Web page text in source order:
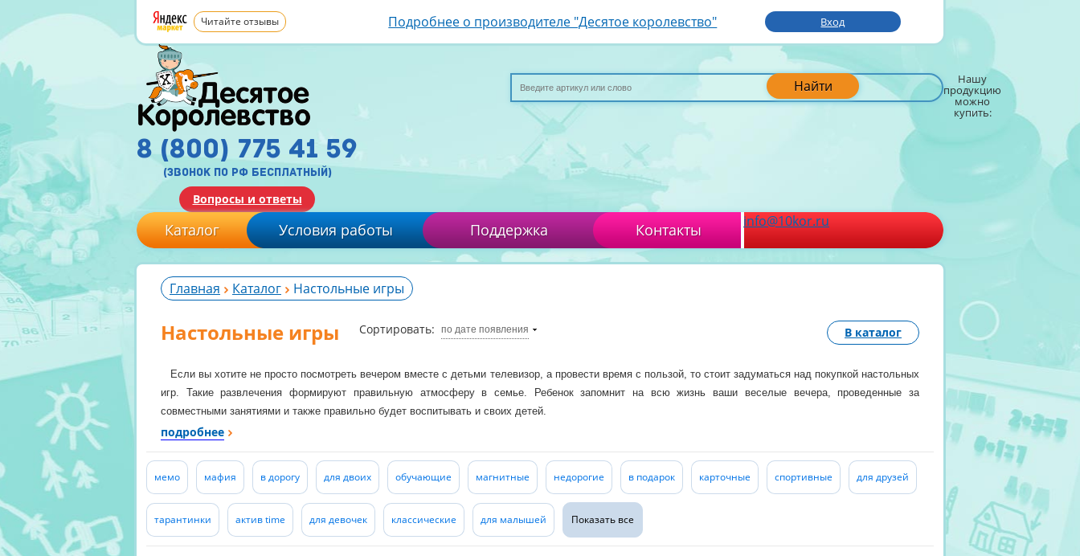
Читайте отзывы Подробнее о производителе "Десятое королевство" Вход
Найти Нашу
продукцию
можно
купить:
8 (800) 775 41 59
(звонок по рф бесплатный)
Вопросы и ответы
Каталог Условия работы Поддержка Контакты info@10kor.ru
Главная Каталог Настольные игры
Настольные игры Сортировать: по дате появления В каталог
Если вы хотите не просто посмотреть вечером вместе с детьми телевизор, а провести время с пользой, то стоит задуматься над покупкой настольных
игр. Такие развлечения формируют правильную атмосферу в семье. Ребенок запомнит на всю жизнь ваши веселые вечера, проведенные за
совместными занятиями и также правильно будет воспитывать и своих детей.
Время, проведенное вместе со всей семьей безусловно важно, а в компании с играми Десятого Королевства - бесценно.
подробнее
мемо мафия в дорогу для двоих обучающие магнитные недорогие в подарок карточные спортивные для друзей
тарантинки актив time для девочек классические для малышей Показать все